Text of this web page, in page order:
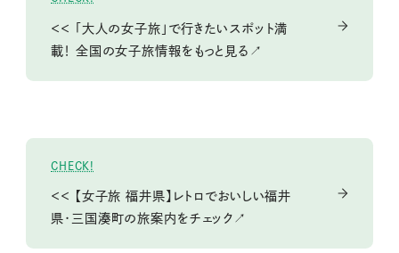
＜＜ 「大人の女子旅」で行きたいスポット満
載！ 全国の女子旅情報をもっと見る↗
CHECK!
＜＜ 【女子旅 福井県】レトロでおいしい福井
県･三国湊町の旅案内をチェック↗